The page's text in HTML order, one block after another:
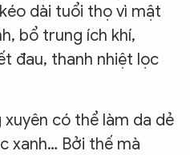
dài tuổi thọ vì mật
bổ trung ích khí,
đau, thanh nhiệt lọc
có thể làm da dẻ
xanh… Bởi thế mà